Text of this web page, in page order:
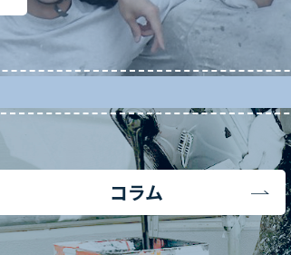
コラム